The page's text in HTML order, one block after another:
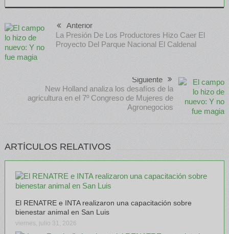
Anterior
La Presión De Los Productores Hizo Caer El
Proyecto Del Parque Nacional El Caldenal
Siguiente
New Holland analiza los desafíos de la
agricultura en el 7º Congreso de Mujeres de
Agronegocios
ARTÍCULOS RELATIVOS
El RENATRE e INTA realizaron una capacitación sobre
bienestar animal en San Luis
viernes, julio 31, 2026